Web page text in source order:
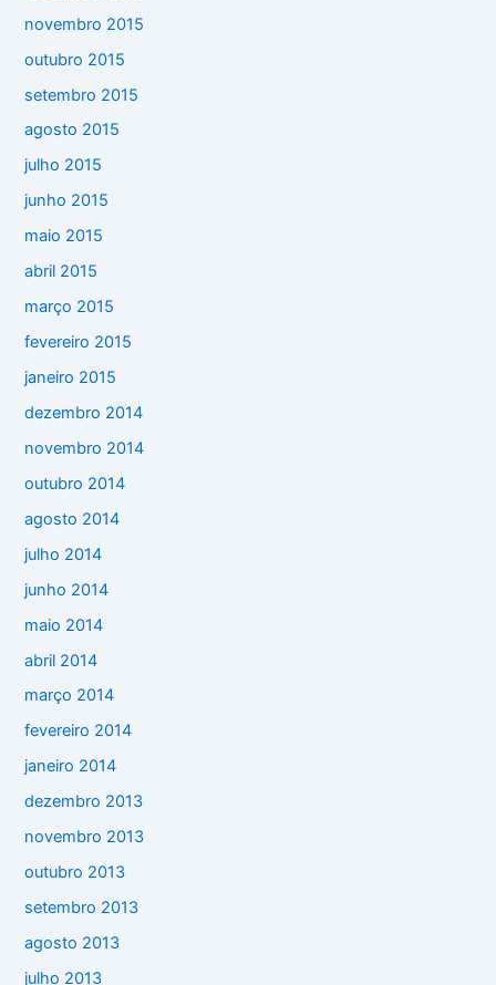
novembro 2015
outubro 2015
setembro 2015
agosto 2015
julho 2015
junho 2015
maio 2015
abril 2015
março 2015
fevereiro 2015
janeiro 2015
dezembro 2014
novembro 2014
outubro 2014
agosto 2014
julho 2014
junho 2014
maio 2014
abril 2014
março 2014
fevereiro 2014
janeiro 2014
dezembro 2013
novembro 2013
outubro 2013
setembro 2013
agosto 2013
julho 2013